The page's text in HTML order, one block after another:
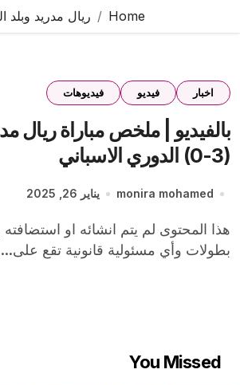
Home ريال مدريد وبلد
اخبار فيديو فيديوهات
بالفيديو | ملخص مباراة ريال
(3-0) الدوري الاسباني
monira mohamed يناير 26, 2025
هذا المحتوى لم يتم انشائه او استضافته بواسطة موقع
بطولات وأي مسئولية قانونية تقع على...
You Missed